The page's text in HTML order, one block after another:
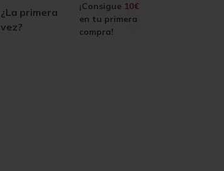
¿La primera
vez?
¡Consigue 10€
en tu primera
compra!